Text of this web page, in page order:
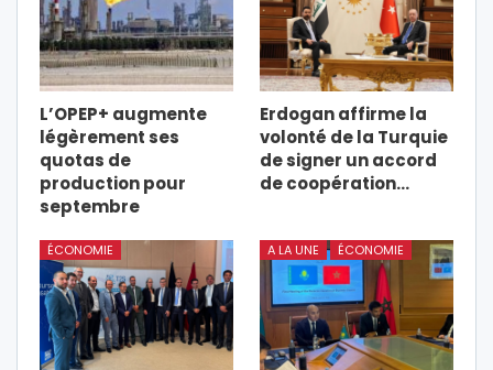
L’OPEP+ augmente
légèrement ses
quotas de
production pour
septembre
Erdogan affirme la
volonté de la Turquie
de signer un accord
de coopération…
ÉCONOMIE A LA UNE ÉCONOMIE